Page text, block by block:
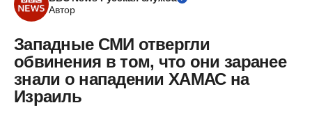
Автор
Западные СМИ отвергли
обвинения в том, что они заранее
знали о нападении ХАМАС на
Израиль